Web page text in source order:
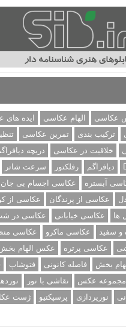
عکاسی الهام عکاسی ایده های
ترکیب بندی تمرین عکاسی
خلاقیت در عکاسی
دریچه
دیافراگم رفلکتور سرعت شاتر
آبستره
عکاسی اجسام بی جان
عکاسی از پرندگان
عکاسی از
ها
عکاسی خیابانی
عکاسی در
و سفید
عکاسی ماکرو
عکاسی
عکاسی پرتره
عکس الهام
بخش
فاصله کانونی فتوشاپ
مجموعه عکس نقاشی با نور
نورپردازی پرسپکتیو ژست